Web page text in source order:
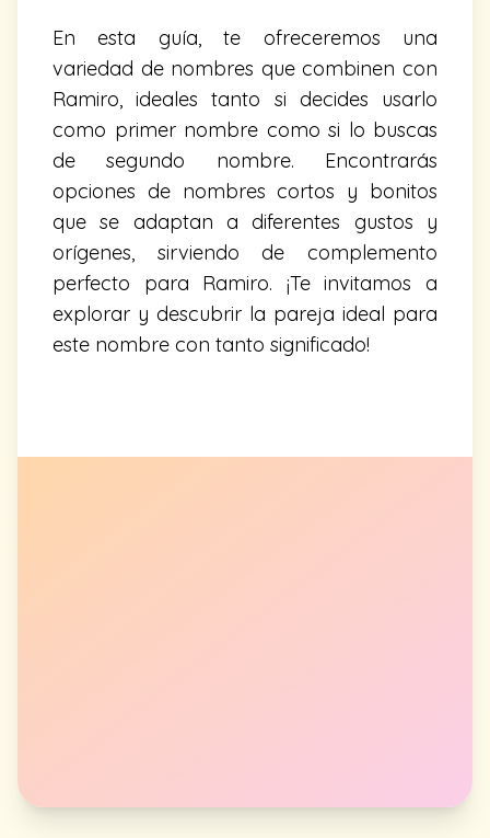
En esta guía, te ofreceremos una
variedad de nombres que combinen con
Ramiro, ideales tanto si decides usarlo
como primer nombre como si lo buscas
de segundo nombre. Encontrarás
opciones de nombres cortos y bonitos
que se adaptan a diferentes gustos y
orígenes, sirviendo de complemento
perfecto para Ramiro. ¡Te invitamos a
explorar y descubrir la pareja ideal para
este nombre con tanto significado!